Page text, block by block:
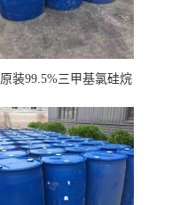
装99.5%三甲基氯硅烷